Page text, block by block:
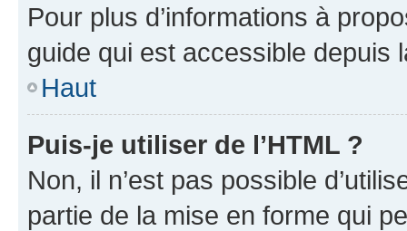
Pour plus d’informations à
guide qui est accessible depuis
Haut
Puis-je utiliser de l’HTML ?
Non, il n’est pas possible
partie de la mise en forme qui